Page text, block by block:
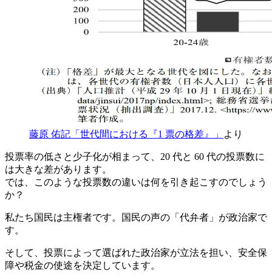
藤原 佑記「世代間における『1 票の格差』」 より
投票率の低さと少子化が相まって、20 代と 60 代の投票数に
は大きな差があります。
では、このような投票数の違いは何を引き起こすのでしょう
か？
私たち国民は主権者です。国民の声の「代弁者」が政治家で
す。
そして、投票によって選ばれた政治家が立法を担い、安全保
障や税金の使途を決定しています。